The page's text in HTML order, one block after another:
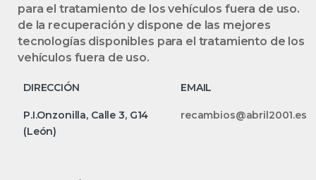
para el tratamiento de los vehículos fuera de uso.
de la recuperación y dispone de las mejores
tecnologías disponibles para el tratamiento de los
vehículos fuera de uso.
DIRECCIÓN EMAIL
P.I.Onzonilla, Calle 3, G14
(León)
recambios@abril2001.es